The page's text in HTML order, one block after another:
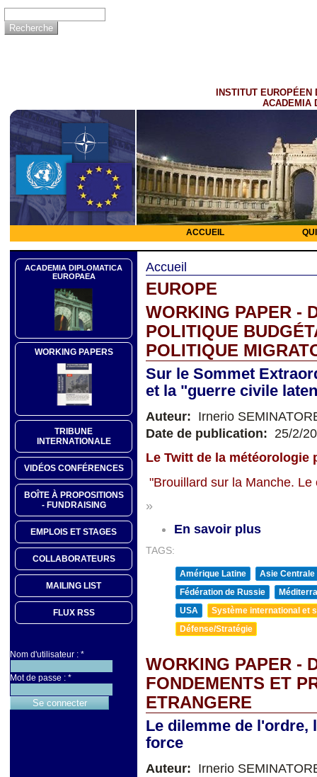
INSTITUT EUROPÉEN
ACADEMIA
ACCUEIL
ACADEMIA DIPLOMATICA
EUROPAEA
WORKING PAPERS
TRIBUNE
INTERNATIONALE
VIDÉOS CONFÉRENCES
BOÎTE À PROPOSITIONS
- FUNDRAISING
EMPLOIS ET STAGES
COLLABORATEURS
MAILING LIST
FLUX RSS
Nom d'utilisateur : *
Mot de passe : *
Accueil
EUROPE
WORKING PAPER -
POLITIQUE
POLITIQUE
Sur le Sommet
et la "guerre civile
Auteur: Irnerio
Date de publication: 25/2/
Le Twitt de la
"Brouillard sur la Manche. Le
»
En savoir plus
TAGS:
Amérique Latine
Asie Centrale
Fédération de Russie
USA
Système international et
Défense/Stratégie
WORKING PAPER -
FONDEMENTS ET
ETRANGERE
Le dilemme de l'ordre,
force
Auteur: Irnerio